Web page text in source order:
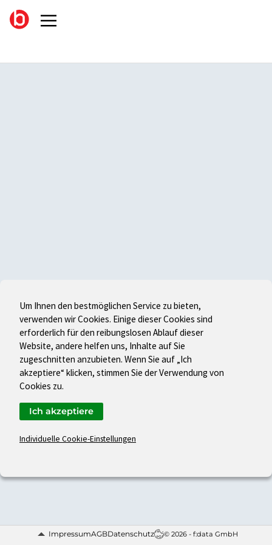
ImpressumAGBDatenschutz © 2026 - f:data GmbH
Um Ihnen den bestmöglichen Service zu bieten,
verwenden wir Cookies. Einige dieser Cookies sind
erforderlich für den reibungslosen Ablauf dieser
Website, andere helfen uns, Inhalte auf Sie
zugeschnitten anzubieten. Wenn Sie auf „Ich
akzeptiere“ klicken, stimmen Sie der Verwendung von
Cookies zu.
Individuelle Cookie-Einstellungen
Ich akzeptiere